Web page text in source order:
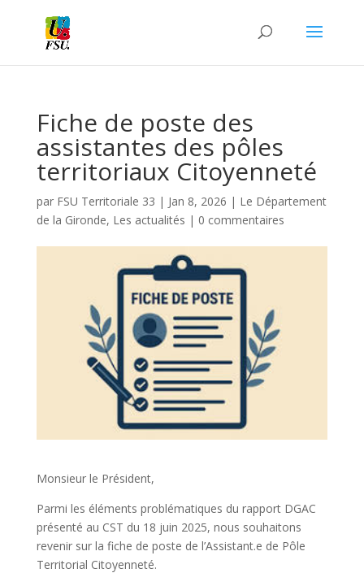
Fiche de poste des
assistantes des pôles
territoriaux Citoyenneté
par FSU Territoriale 33 | Jan 8, 2026 | Le Département
de la Gironde, Les actualités | 0 commentaires
Monsieur le Président,
Parmi les éléments problématiques du rapport DGAC
présenté au CST du 18 juin 2025, nous souhaitons
revenir sur la fiche de poste de l’Assistant.e de Pôle
Territorial Citoyenneté.